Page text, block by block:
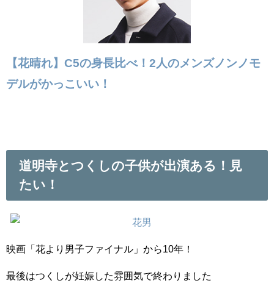
【花晴れ】C5の身長比べ！2人のメンズノンノモ
デルがかっこいい！
道明寺とつくしの子供が出演ある！見
たい！
映画「花より男子ファイナル」から10年！
最後はつくしが妊娠した雰囲気で終わりました